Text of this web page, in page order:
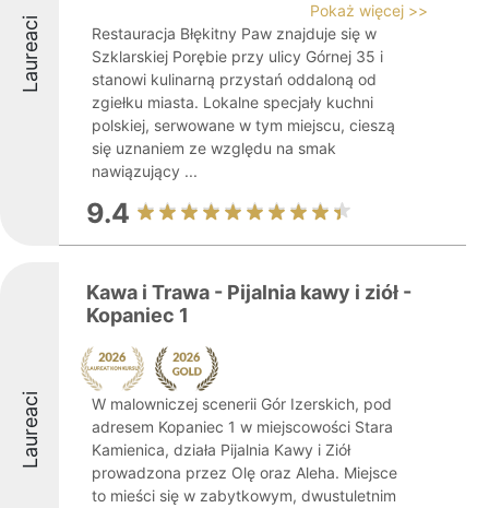
Laureaci
Pokaż więcej >>
Restauracja Błękitny Paw znajduje się w
Szklarskiej Porębie przy ulicy Górnej 35 i
stanowi kulinarną przystań oddaloną od
zgiełku miasta. Lokalne specjały kuchni
polskiej, serwowane w tym miejscu, cieszą
się uznaniem ze względu na smak
nawiązujący ...
9.4
Laureaci
Kawa i Trawa - Pijalnia kawy i ziół -
Kopaniec 1
W malowniczej scenerii Gór Izerskich, pod
adresem Kopaniec 1 w miejscowości Stara
Kamienica, działa Pijalnia Kawy i Ziół
prowadzona przez Olę oraz Aleha. Miejsce
to mieści się w zabytkowym, dwustuletnim